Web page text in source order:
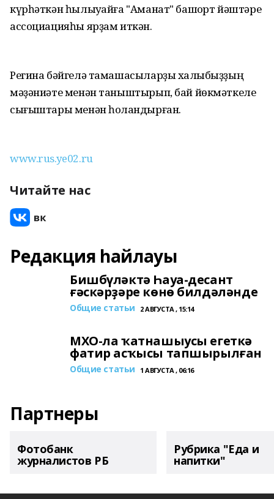
күрһәткән һылыуҡайға "Аманат" башҡорт йәштәре
ассоциацияһы ярҙам иткән.
Регина бәйгелә тамашасыларҙы халҡыбыҙҙың
мәҙәниәте менән таныштырып, бай йөкмәткеле
сығыштары менән һоҡландырған.
www.rus.ye02.ru
Читайте нас
Редакция һайлауы
Бишбүләктә Һауа-десант
ғәскәрҙәре көнө билдәләнде
Общие статьи 2 АВГУСТА , 15:14
МХО-ла ҡатнашыусы егеткә
фатир асҡысы тапшырылған
Общие статьи 1 АВГУСТА , 06:16
Партнеры
Фотобанк
журналистов РБ
Рубрика "Еда и
напитки"